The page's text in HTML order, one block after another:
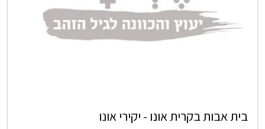
בית אבות בקרית אונו - יקירי אונו